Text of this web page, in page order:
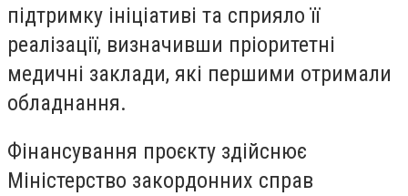
підтримку ініціативі та сприяло її
реалізації, визначивши пріоритетні
медичні заклади, які першими отримали
обладнання.
Фінансування проєкту здійснює
Міністерство закордонних справ